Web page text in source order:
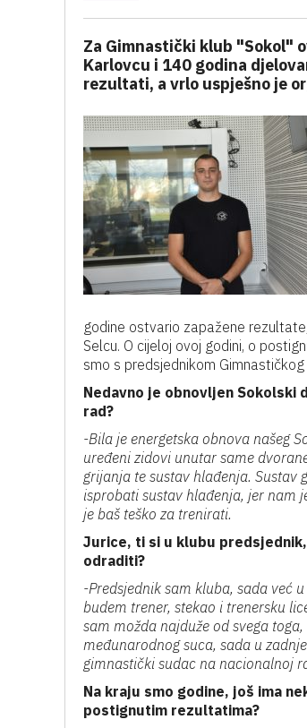
Za Gimnastički klub "Sokol"
Karlovcu i 140 godina
rezultati, a vrlo uspješno je
godine ostvario zapažene
Selcu. O cijeloj ovoj godini, o
smo s predsjednikom
Nedavno je obnovljen Sokolski
rad?
-Bila je energetska obnova našeg
uređeni zidovi unutar same
grijanja te sustav hlađenja. Sustav
isprobati sustav hlađenja, jer nam
je baš teško za trenirati.
Jurice, ti si u klubu
odraditi?
-Predsjednik sam kluba, sada već
budem trener, stekao i trenersku
sam možda najduže od svega
međunarodnog suca, sada u
gimnastički sudac na nacionalnoj
Na kraju smo godine, još ima
postignutim rezultatima?